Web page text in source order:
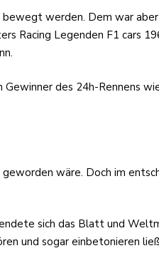
werden. Dem war
Racing Legenden F1 cars
des 24h-Rennens
wäre. Doch im
sich das Blatt und
und sogar einbetonieren